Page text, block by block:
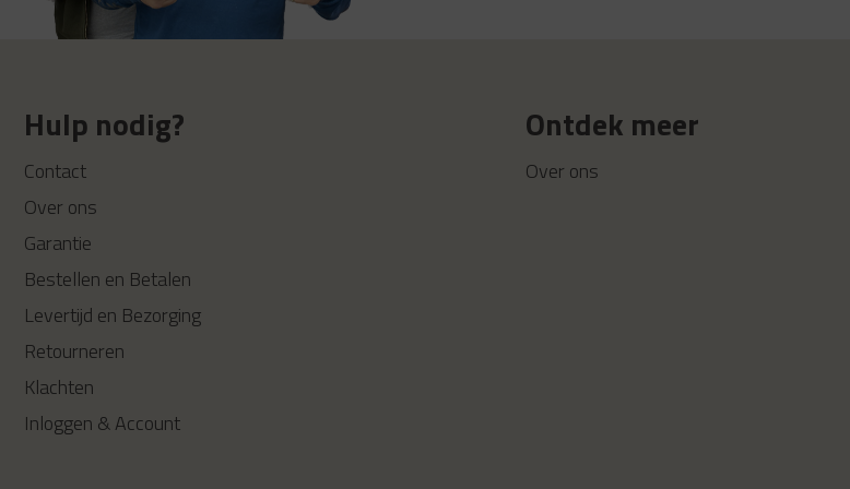
Hulp nodig?
Contact
Over ons
Garantie
Bestellen en Betalen
Levertijd en Bezorging
Retourneren
Klachten
Inloggen & Account
Ontdek meer
Over ons